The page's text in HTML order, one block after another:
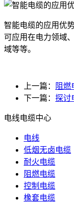
智能电缆的应用优
可应用在电力领域
域等等。
上一篇：
阻燃
下一篇： 探讨
电线电缆中心
电线
低烟无卤电缆
耐火电缆
阻燃电缆
控制电缆
橡套电缆